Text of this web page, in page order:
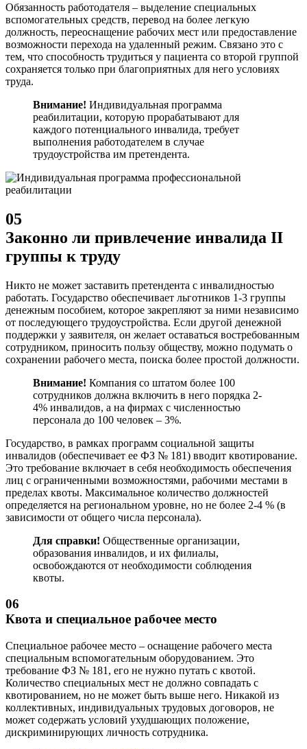
Обязанность работодателя – выделение специальных
вспомогательных средств, перевод на более легкую
должность, переоснащение рабочих мест или предоставление
возможности перехода на удаленный режим. Связано это с
тем, что способность трудиться у пациента со второй группой
сохраняется только при благоприятных для него условиях
труда.
Внимание! Индивидуальная программа
реабилитации, которую прорабатывают для
каждого потенциального инвалида, требует
выполнения работодателем в случае
трудоустройства им претендента.
05
Законно ли привлечение инвалида II
группы к труду
Никто не может заставить претендента с инвалидностью
работать. Государство обеспечивает льготников 1-3 группы
денежным пособием, которое закрепляют за ними независимо
от последующего трудоустройства. Если другой денежной
поддержки у заявителя, он желает оставаться востребованным
сотрудником, приносить пользу обществу, можно подумать о
сохранении рабочего места, поиска более простой должности.
Внимание! Компания со штатом более 100
сотрудников должна включить в него порядка 2-
4% инвалидов, а на фирмах с численностью
персонала до 100 человек – 3%.
Государство, в рамках программ социальной защиты
инвалидов (обеспечивает ее ФЗ № 181) вводит квотирование.
Это требование включает в себя необходимость обеспечения
лиц с ограниченными возможностями, рабочими местами в
пределах квоты. Максимальное количество должностей
определяется на региональном уровне, но не более 2-4 % (в
зависимости от общего числа персонала).
Для справки! Общественные организации,
образования инвалидов, и их филиалы,
освобождаются от необходимости соблюдения
квоты.
06
Квота и специальное рабочее место
Специальное рабочее место – оснащение рабочего места
специальным вспомогательным оборудованием. Это
требование ФЗ № 181, его не нужно путать с квотой.
Количество специальных мест не должно совпадать с
квотированием, но не может быть выше него. Никакой из
коллективных, индивидуальных трудовых договоров, не
может содержать условий ухудшающих положение,
дискриминирующих личность сотрудника.